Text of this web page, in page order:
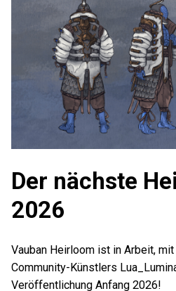
Der nächste
2026
Vauban Heirloom ist in Arbeit,
Community-Künstlers
Veröffentlichung Anfang 2026!